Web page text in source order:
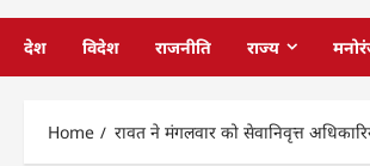
देश विदेश राजनीति राज्य
Home रावत ने मंगलवार को सेवानिवृत्त